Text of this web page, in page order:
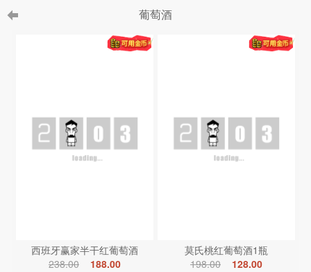
葡萄酒
西班牙赢家半干红葡萄酒
238.00
188.00
莫氏桃红葡萄酒1瓶
198.00
128.00